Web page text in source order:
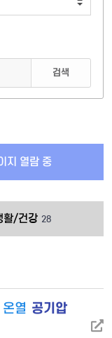
검색
지 열람 중
활/건강 28
열 공기압